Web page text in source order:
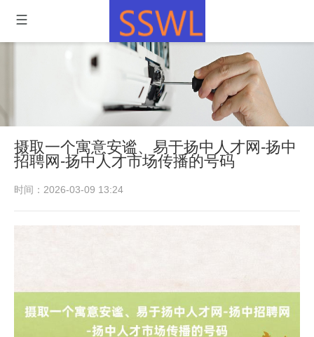
摄取一个寓意安谧、易于扬中人才网-扬中
招聘网-扬中人才市场传播的号码
时间：2026-03-09 13:24